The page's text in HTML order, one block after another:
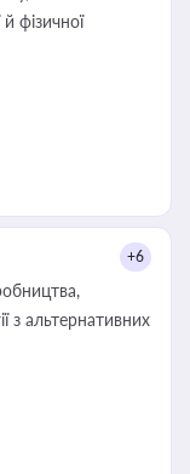
й фізичної
+6
з альтернативних